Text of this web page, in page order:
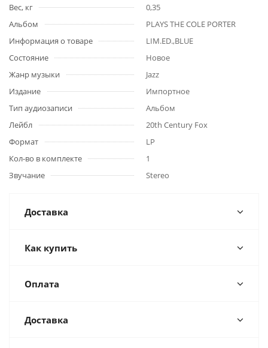
Вес, кг
0,35
Альбом
PLAYS THE COLE PORTER
Информация о товаре
LIM.ED.,BLUE
Состояние
Новое
Жанр музыки
Jazz
Издание
Импортное
Тип аудиозаписи
Альбом
Лейбл
20th Century Fox
Формат
LP
Кол-во в комплекте
1
Звучание
Stereo
Доставка
Как купить
Оплата
Доставка